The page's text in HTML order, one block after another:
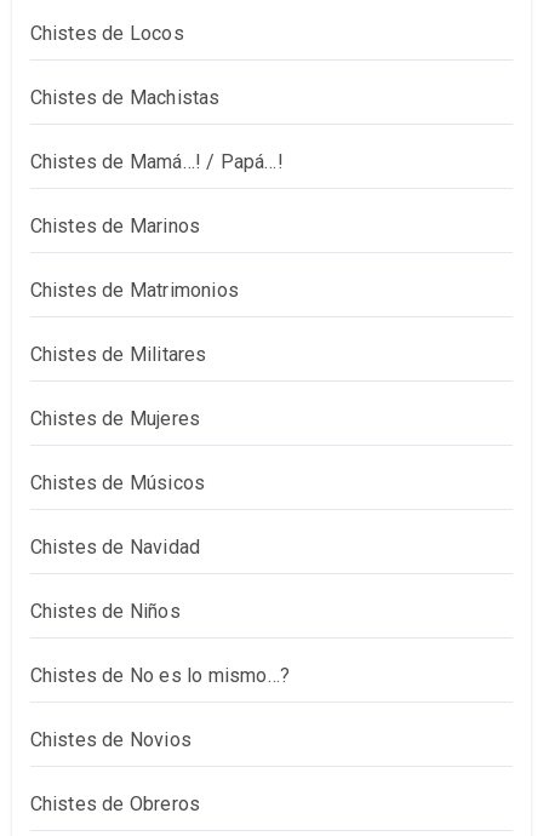
Chistes de Locos
Chistes de Machistas
Chistes de Mamá…! / Papá…!
Chistes de Marinos
Chistes de Matrimonios
Chistes de Militares
Chistes de Mujeres
Chistes de Músicos
Chistes de Navidad
Chistes de Niños
Chistes de No es lo mismo…?
Chistes de Novios
Chistes de Obreros